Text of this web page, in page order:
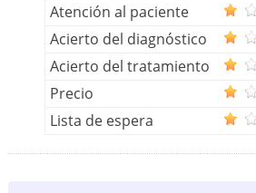
Atención al paciente
Acierto del diagnóstico
Acierto del tratamiento
Precio
Lista de espera